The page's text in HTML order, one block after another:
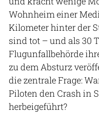
Wohnheim einer
Kilometer hinter der
sind tot – und als 30
Flugunfallbehörde
zu dem Absturz
die zentrale Frage:
Piloten den Crash in
herbeigeführt?